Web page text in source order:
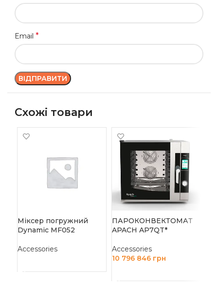
Email *
Схожі товари
Міксер погружний
Dynamic MF052
Accessories
ПАРОКОНВЕКТОМАТ
APACH AP7QT*
Accessories
10 796 846 грн